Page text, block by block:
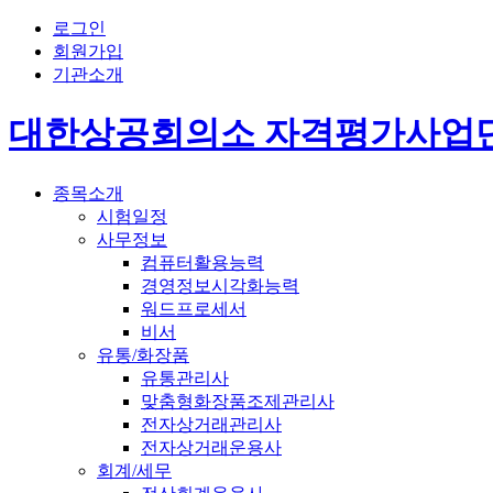
로그인
회원가입
기관소개
대한상공회의소 자격평가사업
종목소개
시험일정
사무정보
컴퓨터활용능력
경영정보시각화능력
워드프로세서
비서
유통/화장품
유통관리사
맞춤형화장품조제관리사
전자상거래관리사
전자상거래운용사
회계/세무